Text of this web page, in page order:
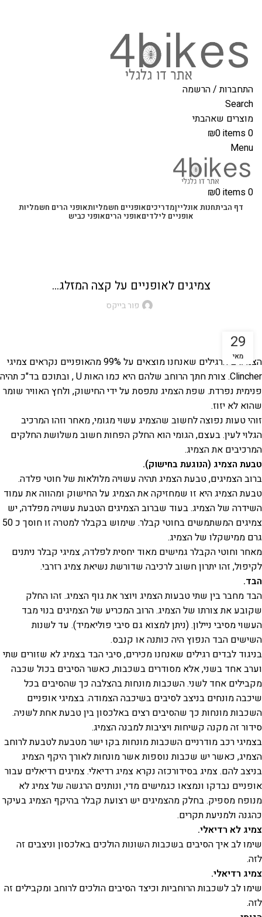
התחברות / הרשמה
Search
מוצרים שאהבתי
0
items
₪0
Menu
0
items
₪0
דף הביתחנות אונלייןמדריכיםאופניים חשמליותאופני הרים חשמליות
אופניים לילדיםאופני הריםאופני כביש
צמיגים לאופניים על קצה המזלג…
פור בייקס
29
מאי
הצמיגים הרגילים שאנחנו מוצאים על 99% מהאופניים נקראים צמיגי
Clincher. צורת חתך הרוחב שלהם היא כמו האות U , ובתוכם בד"כ תהיה
פנימית נפרדת. שפת הצמיג נתפסת על ידי החישוק, ולחץ האוויר שומר
שהוא לא יזוז.
זוהי טעות נפוצה לחשוב שהצמיג עשוי מגומי, מאחר וזהו המרכיב
הגלוי לעין. בעצם, הגומי הוא החלק הפחות חשוב משלושת החלקים
המרכיבים את הצמיג.
טבעת הצמיג (הנוגעת בחישוק).
ברוב הצמיגים, טבעת הצמיג תהיה עשויה מלולאות של חוטי פלדה.
טבעת הצמיג היא זו שמחזיקה את הצמיג על החישוק ומהווה את עמוד
השידרה של הצמיג. בעוד שברוב הצמיגים הטבעת עשויה מפלדה, יש
צמיגים המשתמשים בחוטי קבלר. שימוש בקבלר למטרה זו חוסך כ 50
גרם ממישקלו של הצמיג.
מאחר וחוטי הקבלר גמישים מאוד יחסית לפלדה, צמיגי קבלר ניתנים
לקיפול, זהו יתרון חשוב לרכיבה שדורשת נשיאת צמיג רזרבי.
הבד.
הבד מחבר בין שתי טבעות הצמיג ויוצר את גוף הצמיג. זהו החלק
שקובע את צורתו של הצמיג. הרוב המכריע של הצמיגים בנוי מבד
העשוי מסיבי ניילון. (ניתן למצוא גם סיבי פוליאמיד). עד לשנות
השישים הבד הנפוץ היה כותנה או קנבס.
בניגוד לבדים רגילים שאנחנו מכירים, סיבי הבד בצמיג לא שזורים שתי
וערב אחד בשני, אלא מסודרים בשכבות, כאשר הסיבים בכול שכבה
מקבילים אחד לשני. השכבות מונחות בהצלבה כך שהסיבים בכל
שיכבה מונחים בניצב לסיבים בשיכבה הצמודה. בצמיגי אופניים
השכבות מונחות כך שהסיבים רצים באלכסון בין טבעת אחת לשניה.
סידור זה מקנה קשיחות ויציבות למבנה הצמיג.
בצמיגי רכב מודרניים השכבות מונחות בקו ישר מטבעת לטבעת לרוחב
הצמיג, כאשר יש שכבות נוספות אשר מונחות לאורך היקף הצמיג
בניצב להם. צמיג בסידורכזה נקרא צמיג רדיאלי. צמיגים רדיאלים עבור
אופניים נבדקו ונמצאו כגמישים מדי, ונותנים הרגשה של צמיג לא
מנופח מספיק. בחלק מהצמיגים יש רצועת קבלר בהיקף הצמיג בעיקר
כהגנה ולמניעת תקרים.
צמיג לא רדיאלי.
שימו לב איך הסיבים בשכבות השונות הולכים באלכסון וניצבים זה
לזה.
צמיג רדיאלי.
שימו לב לשכבות הרוחביות וכיצד הסיבים הולכים לרוחב ומקבילים זה
לזה.